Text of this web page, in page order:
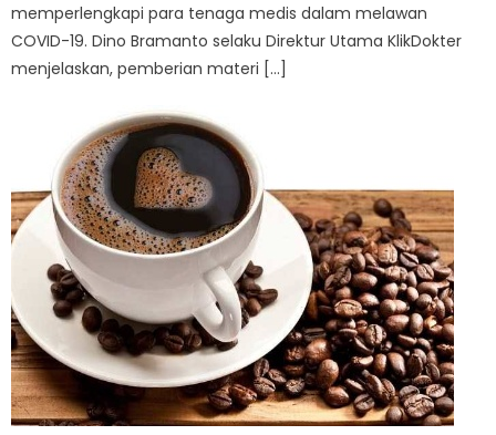
memperlengkapi para tenaga medis dalam melawan
COVID-19. Dino Bramanto selaku Direktur Utama KlikDokter
menjelaskan, pemberian materi […]